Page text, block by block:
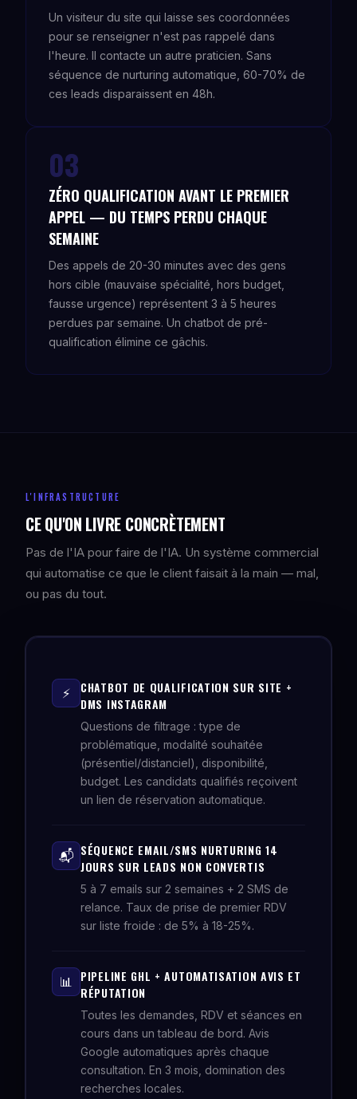
Un visiteur du site qui laisse ses coordonnées
pour se renseigner n'est pas rappelé dans
l'heure. Il contacte un autre praticien. Sans
séquence de nurturing automatique, 60-70% de
ces leads disparaissent en 48h.
03
ZÉRO QUALIFICATION AVANT LE PREMIER
APPEL — DU TEMPS PERDU CHAQUE
SEMAINE
Des appels de 20-30 minutes avec des gens
hors cible (mauvaise spécialité, hors budget,
fausse urgence) représentent 3 à 5 heures
perdues par semaine. Un chatbot de pré-
qualification élimine ce gâchis.
L'INFRASTRUCTURE
CE QU'ON LIVRE CONCRÈTEMENT
Pas de l'IA pour faire de l'IA. Un système commercial
qui automatise ce que le client faisait à la main — mal,
ou pas du tout.
⚡
CHATBOT DE QUALIFICATION SUR SITE +
DMS INSTAGRAM
Questions de filtrage : type de
problématique, modalité souhaitée
(présentiel/distanciel), disponibilité,
budget. Les candidats qualifiés reçoivent
un lien de réservation automatique.
📬 SÉQUENCE EMAIL/SMS NURTURING 14
JOURS SUR LEADS NON CONVERTIS
5 à 7 emails sur 2 semaines + 2 SMS de
relance. Taux de prise de premier RDV
sur liste froide : de 5% à 18-25%.
📊 PIPELINE GHL + AUTOMATISATION AVIS ET
RÉPUTATION
Toutes les demandes, RDV et séances en
cours dans un tableau de bord. Avis
Google automatiques après chaque
consultation. En 3 mois, domination des
recherches locales.